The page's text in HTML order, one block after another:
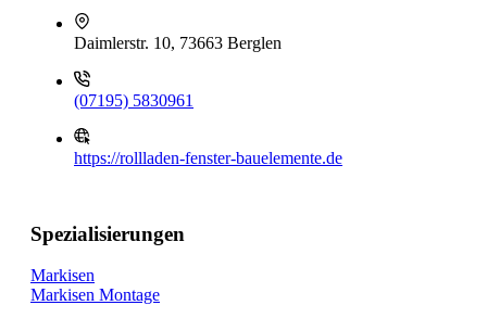
Daimlerstr. 10, 73663 Berglen
(07195) 5830961
https://rollladen-fenster-bauelemente.de
Spezialisierungen
Markisen
Markisen Montage